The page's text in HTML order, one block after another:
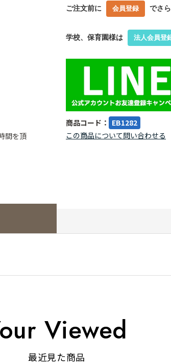
間を頂
ご注文前に 会員登録 でさ
学校、保育園様は 法人会員登
商品コード： EB1282
この商品について問い合わせる
Viewed
最近見た商品